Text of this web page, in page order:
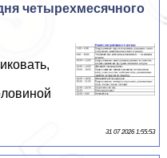
четырехмecячного
31 07 2026 1:55:53